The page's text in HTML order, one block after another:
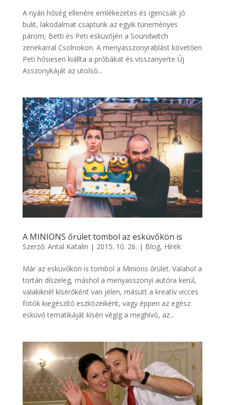
A nyári hőség ellenére emlékezetes és igencsak jó
bulit, lakodalmat csaptunk az egyik tüneményes
párom, Betti és Peti esküvőjén a Soundwitch
zenekarral Csolnokon. A menyasszonyrablást követően
Peti hősiesen kiállta a próbákat és visszanyerte Új
Asszonykáját az utolsó...
A MINIONS őrület tombol az esküvőkön is
Szerző: Antal Katalin | 2015. 10. 26. | Blog, Hírek
Már az esküvőkön is tombol a Minions őrület. Valahol a
tortán díszeleg, máshol a menyasszonyi autóra kerül,
valakiknél kísérőként van jelen, másutt a kreatív vicces
fotók kiegészítő eszközeiként, vagy éppen az egész
esküvő tematikáját kíséri végig a meghívó, az...